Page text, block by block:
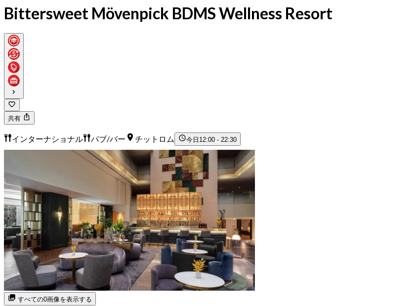
Bittersweet Mövenpick BDMS Wellness Resort
共有
インターナショナル パブ/バー チットロム 今日 12:00 - 22:30
すべての0画像を表示する